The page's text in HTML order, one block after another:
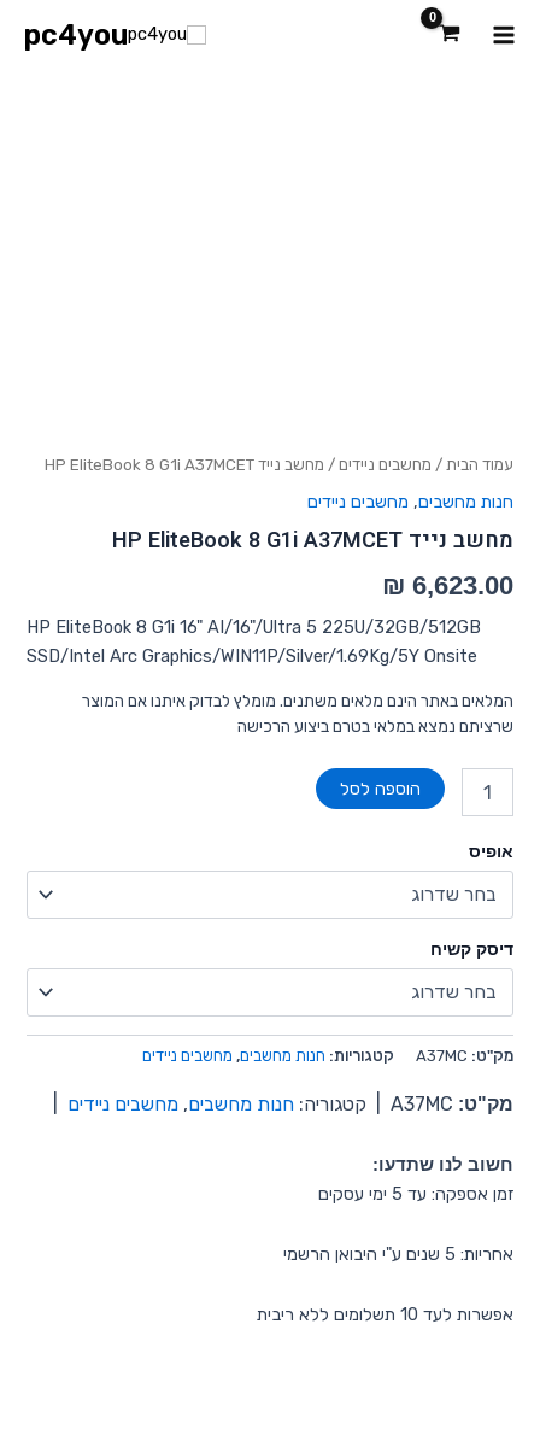
לתוכן
Main
pc4you
עמוד הבית / מחשבים ניידים/ מחשב נייד HP EliteBook 8 G1i A37MCET
חנות מחשבים, מחשבים ניידים
מחשב נייד HP EliteBook 8 G1i A37MCET
‏6,623.00 ₪
HP EliteBook 8 G1i 16" AI/16"/Ultra 5 225U/32GB/512GB
SSD/Intel Arc Graphics/WIN11P/Silver/1.69Kg/5Y Onsite
המלאים באתר הינם מלאים משתנים. מומלץ לבדוק איתנו אם המוצר
שרציתם נמצא במלאי בטרם ביצוע הרכישה
כמות
הוספה לסל
אופיס
דיסק קשיח
מק"ט: A37MC קטגוריות: חנות מחשבים, מחשבים ניידים
מק"ט: קטגוריה:חנות מחשבים,מחשבים ניידים
חשוב לנו שתדעו:
זמן אספקה: עד 5 ימי עסקים
אחריות: 5 שנים ע"י היבואן הרשמי
אפשרות לעד 10 תשלומים ללא ריבית